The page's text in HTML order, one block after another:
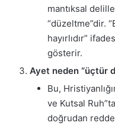
mantıksal
“düzeltme”dir.
hayırlıdır”
gösterir.
Ayet neden “üçtür
Bu,
ve Kutsal
doğrudan